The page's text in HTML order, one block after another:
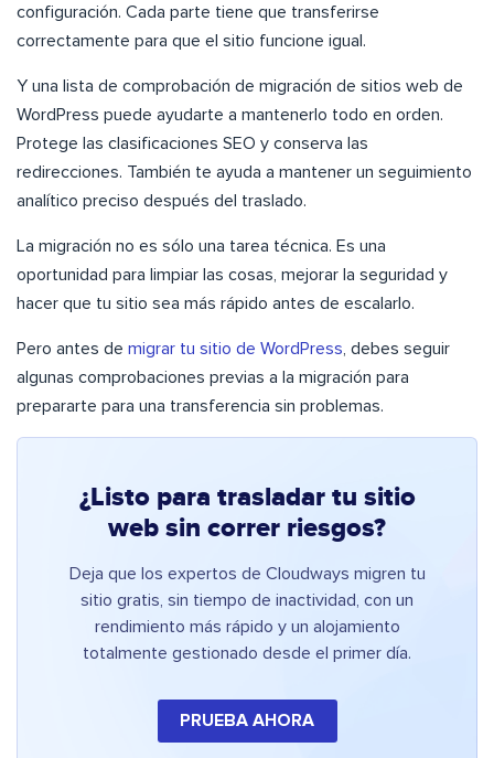
configuración. Cada parte tiene que transferirse
correctamente para que el sitio funcione igual.
Y una lista de comprobación de migración de sitios web de
WordPress puede ayudarte a mantenerlo todo en orden.
Protege las clasificaciones SEO y conserva las
redirecciones. También te ayuda a mantener un seguimiento
analítico preciso después del traslado.
La migración no es sólo una tarea técnica. Es una
oportunidad para limpiar las cosas, mejorar la seguridad y
hacer que tu sitio sea más rápido antes de escalarlo.
Pero antes de migrar tu sitio de WordPress, debes seguir
algunas comprobaciones previas a la migración para
prepararte para una transferencia sin problemas.
¿Listo para trasladar tu sitio
web sin correr riesgos?
Deja que los expertos de Cloudways migren tu
sitio gratis, sin tiempo de inactividad, con un
rendimiento más rápido y un alojamiento
totalmente gestionado desde el primer día.
PRUEBA AHORA